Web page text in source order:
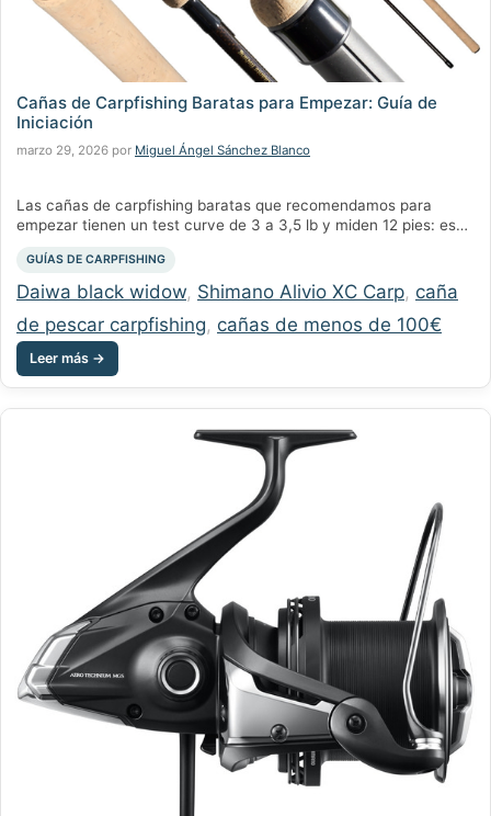
Cañas de Carpfishing Baratas para Empezar: Guía de
Iniciación
marzo 29, 2026 por Miguel Ángel Sánchez Blanco
Las cañas de carpfishing baratas que recomendamos para
empezar tienen un test curve de 3 a 3,5 lb y miden 12 pies: ese
es “la mejor elección polivalente para el carpfishing moderno”.
En Chachocarp trabajamos con más de 175 cañas, desde 40€
hasta 449€. …
Categorías
GUÍAS DE CARPFISHING
Etiquetas
Daiwa black widow, Shimano Alivio XC Carp, caña
de pescar carpfishing, cañas de menos de 100€